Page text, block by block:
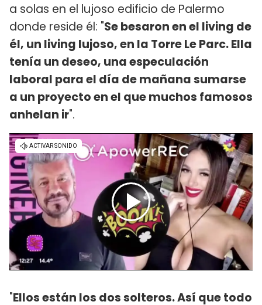
a solas en el lujoso edificio de Palermo
donde reside él: "Se besaron en el living de
él, un living lujoso, en la Torre Le Parc. Ella
tenía un deseo, una especulación
laboral para el día de mañana sumarse
a un proyecto en el que muchos famosos
anhelan ir".
"Ellos están los dos solteros. Así que todo